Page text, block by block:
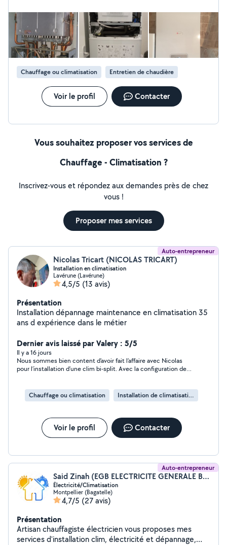
canalisations............. - remplacement chaudière,
cumulus, ballon d'eau chaude, chasse d'eau,
robinetterie, bouch vmc ..................... - Dépannage et
travaux de plomberie (fuite, réparation) - Installation
sanitaires complète (SDB, douche, lavabo, WC)
J'interviens rapidement
Chauffage ou climatisation Entretien de chaudière
Voir le profil Contacter
Vous souhaitez proposer vos services de
Chauffage - Climatisation ?
Inscrivez-vous et répondez aux demandes près de chez
vous !
Proposer mes services
Auto-entrepreneur
Nicolas Tricart (NICOLAS TRICART)
Installation en climatisation
Lavérune (Lavérune)
4,5/5 (13 avis)
Présentation
Installation dépannage maintenance en climatisation 35
ans d expérience dans le métier
Dernier avis laissé par Valery : 5/5
Il y a 16 jours
Nous sommes bien content d’avoir fait l’affaire avec Nicolas
pour l’installation d’une clim bi-split. Avec la configuration de
maintenant. Nous remercions bien a Nicolas et nous n’hesitons
pas de le recommander pour l’installation des climatiseurs.
Chauffage ou climatisation Installation de climatisation
Voir le profil Contacter
Auto-entrepreneur
Said Zinah (EGB ELECTRICITE GENERALE BATIMENT)
Électricité/Climatisation
Montpellier (Bagatelle)
4,7/5 (27 avis)
Présentation
Artisan chauffagiste électricien vous proposes mes
services d'installation clim, électricité et dépannage,